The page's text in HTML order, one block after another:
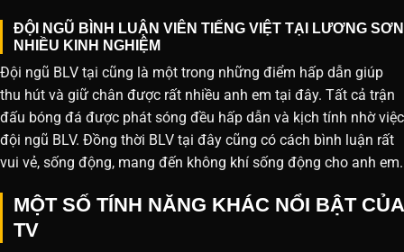
ĐỘI NGŨ BÌNH LUẬN VIÊN TIẾNG VIỆT TẠI LƯƠNG SƠN
NHIỀU KINH NGHIỆM
Đội ngũ BLV tại cũng là một trong những điểm hấp dẫn giúp
thu hút và giữ chân được rất nhiều anh em tại đây. Tất cả trận
đấu bóng đá được phát sóng đều hấp dẫn và kịch tính nhờ việc
đội ngũ BLV. Đồng thời BLV tại đây cũng có cách bình luận rất
vui vẻ, sống động, mang đến không khí sống động cho anh em.
MỘT SỐ TÍNH NĂNG KHÁC NỔI BẬT CỦA
TV